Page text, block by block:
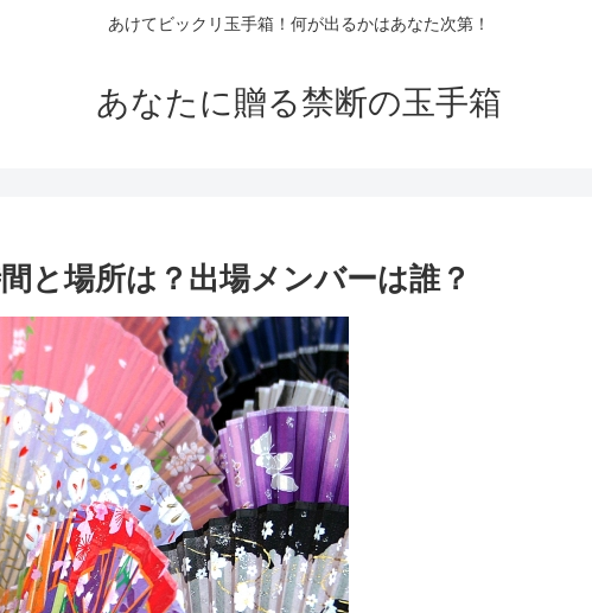
あけてビックリ玉手箱！何が出るかはあなた次第！
あなたに贈る禁断の玉手箱
と場所は？出場メンバーは誰？